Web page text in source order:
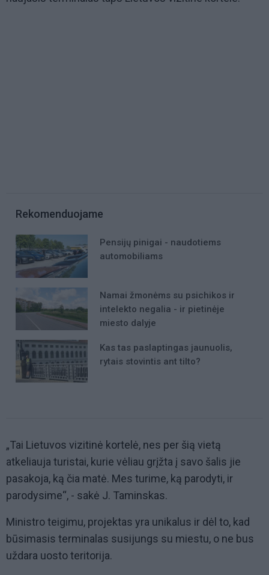
Rekomenduojame
Pensijų pinigai - naudotiems
automobiliams
Namai žmonėms su psichikos ir
intelekto negalia - ir pietinėje
miesto dalyje
Kas tas paslaptingas jaunuolis,
rytais stovintis ant tilto?
„Tai Lietuvos vizitinė kortelė, nes per šią vietą
atkeliauja turistai, kurie vėliau grįžta į savo šalis jie
pasakoja, ką čia matė. Mes turime, ką parodyti, ir
parodysime“, - sakė J. Taminskas.
Ministro teigimu, projektas yra unikalus ir dėl to, kad
būsimasis terminalas susijungs su miestu, o ne bus
uždara uosto teritorija.